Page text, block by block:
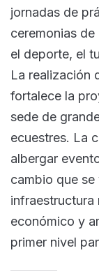
jornadas de
ceremonias
el deporte, el
La realización
fortalece la
sede de
ecuestres. La
albergar
cambio que
infraestructura
económico y
primer nivel